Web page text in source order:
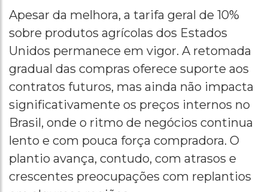
Apesar da melhora, a tarifa geral de 10%
sobre produtos agrícolas dos Estados
Unidos permanece em vigor. A retomada
gradual das compras oferece suporte aos
contratos futuros, mas ainda não impacta
significativamente os preços internos no
Brasil, onde o ritmo de negócios continua
lento e com pouca força compradora. O
plantio avança, contudo, com atrasos e
crescentes preocupações com replantios